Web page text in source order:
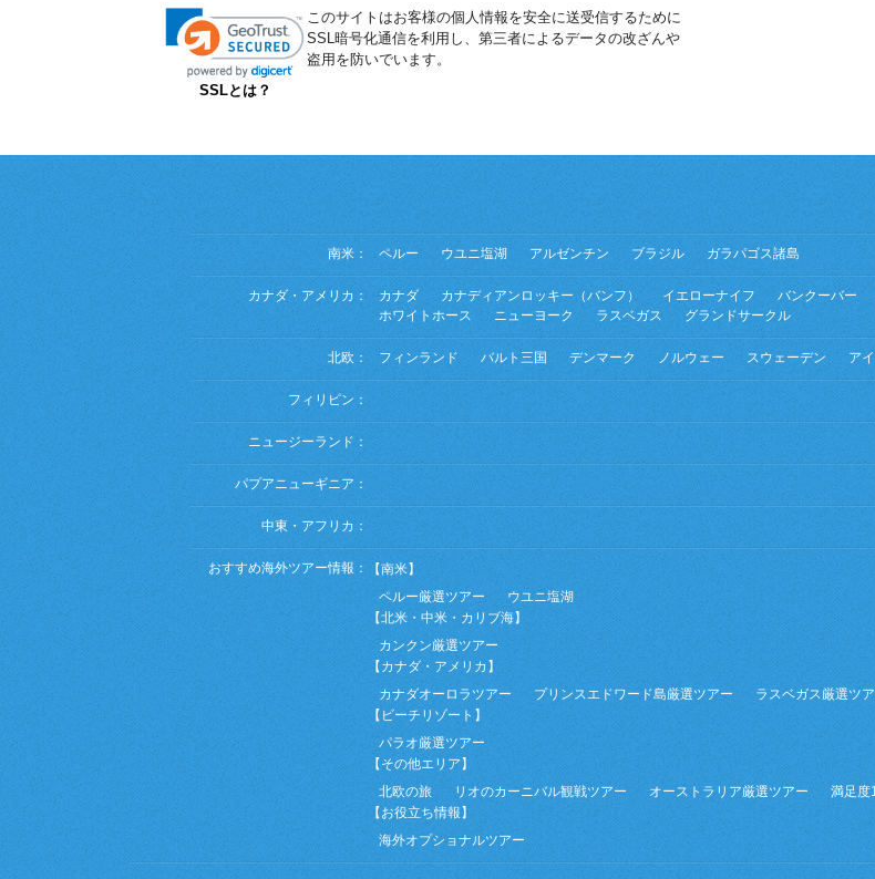
SSLとは？
このサイトはお客様の個人情報を安全に送受信するために
SSL暗号化通信を利用し、第三者によるデータの改ざんや
盗用を防いでいます。
南米： ペルー ウユニ塩湖 アルゼンチン ブラジル ガラパゴス諸島
カナダ・アメリカ： カナダ カナディアンロッキー（バンフ） イエローナイフ バンクーバー
ホワイトホース
ニューヨーク ラスベガス グランドサークル
北欧： フィンランド バルト三国 デンマーク ノルウェー スウェーデン ア
フィリピン：
ニュージーランド：
パプアニューギニア：
中東・アフリカ：
おすすめ海外ツアー情報：
【南米】
ペルー厳選ツアー
ウユニ塩湖
【北米・中米・カリブ海】
カンクン厳選ツアー
【カナダ・アメリカ】
カナダオーロラツアー
プリンスエドワード島厳選ツアー ラスベガス厳選ツ
【ビーチリゾート】
パラオ厳選ツアー
【その他エリア】
北欧の旅
リオのカーニバル観戦ツアー オーストラリア厳選ツアー
満足度
【お役立ち情報】
海外オプショナルツアー